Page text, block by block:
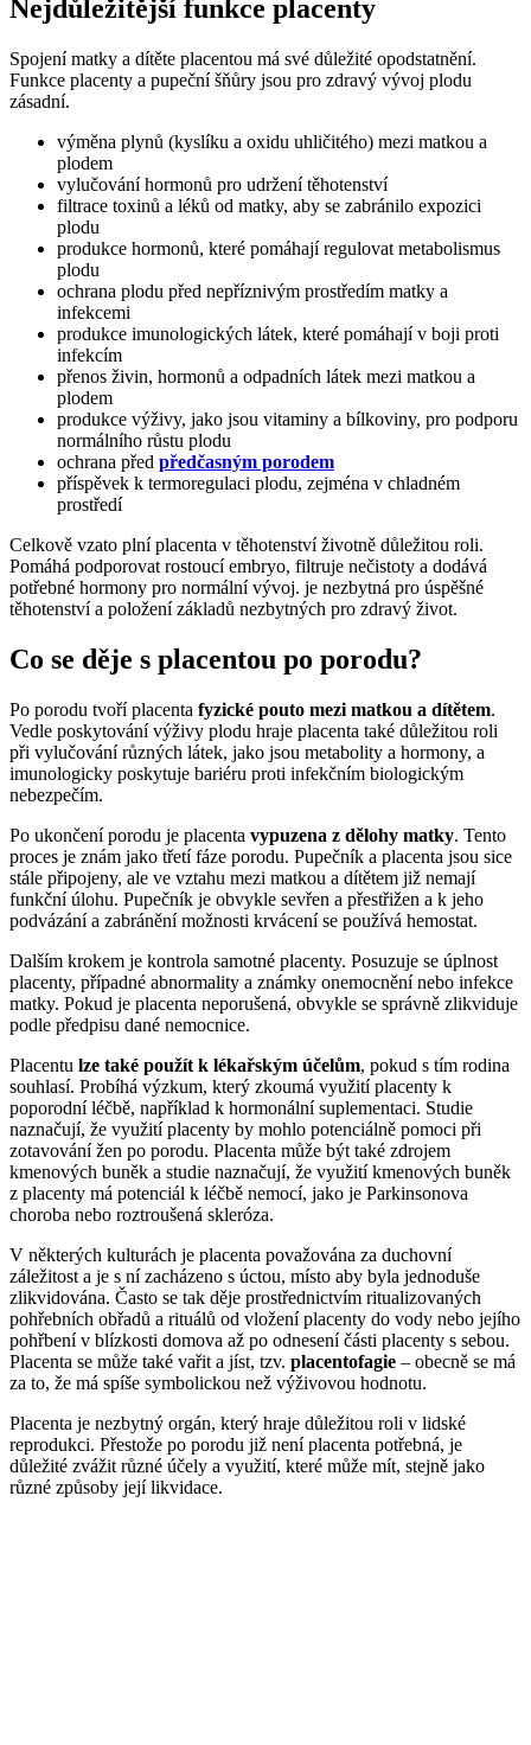
Nejdůležitější funkce placenty
Spojení matky a dítěte placentou má své důležité opodstatnění.
Funkce placenty a pupeční šňůry jsou pro zdravý vývoj plodu
zásadní.
výměna plynů (kyslíku a oxidu uhličitého) mezi matkou a
plodem
vylučování hormonů pro udržení těhotenství
filtrace toxinů a léků od matky, aby se zabránilo expozici
plodu
produkce hormonů, které pomáhají regulovat metabolismus
plodu
ochrana plodu před nepříznivým prostředím matky a
infekcemi
produkce imunologických látek, které pomáhají v boji proti
infekcím
přenos živin, hormonů a odpadních látek mezi matkou a
plodem
produkce výživy, jako jsou vitaminy a bílkoviny, pro podporu
normálního růstu plodu
ochrana před předčasným porodem
příspěvek k termoregulaci plodu, zejména v chladném
prostředí
Celkově vzato plní placenta v těhotenství životně důležitou roli.
Pomáhá podporovat rostoucí embryo, filtruje nečistoty a dodává
potřebné hormony pro normální vývoj. je nezbytná pro úspěšné
těhotenství a položení základů nezbytných pro zdravý život.
Co se děje s placentou po porodu?
Po porodu tvoří placenta fyzické pouto mezi matkou a dítětem.
Vedle poskytování výživy plodu hraje placenta také důležitou roli
při vylučování různých látek, jako jsou metabolity a hormony, a
imunologicky poskytuje bariéru proti infekčním biologickým
nebezpečím.
Po ukončení porodu je placenta vypuzena z dělohy matky. Tento
proces je znám jako třetí fáze porodu. Pupečník a placenta jsou sice
stále připojeny, ale ve vztahu mezi matkou a dítětem již nemají
funkční úlohu. Pupečník je obvykle sevřen a přestřižen a k jeho
podvázání a zabránění možnosti krvácení se používá hemostat.
Dalším krokem je kontrola samotné placenty. Posuzuje se úplnost
placenty, případné abnormality a známky onemocnění nebo infekce
matky. Pokud je placenta neporušená, obvykle se správně zlikviduje
podle předpisu dané nemocnice.
Placentu lze také použít k lékařským účelům, pokud s tím rodina
souhlasí. Probíhá výzkum, který zkoumá využití placenty k
poporodní léčbě, například k hormonální suplementaci. Studie
naznačují, že využití placenty by mohlo potenciálně pomoci při
zotavování žen po porodu. Placenta může být také zdrojem
kmenových buněk a studie naznačují, že využití kmenových buněk
z placenty má potenciál k léčbě nemocí, jako je Parkinsonova
choroba nebo roztroušená skleróza.
V některých kulturách je placenta považována za duchovní
záležitost a je s ní zacházeno s úctou, místo aby byla jednoduše
zlikvidována. Často se tak děje prostřednictvím ritualizovaných
pohřebních obřadů a rituálů od vložení placenty do vody nebo jejího
pohřbení v blízkosti domova až po odnesení části placenty s sebou.
Placenta se může také vařit a jíst, tzv. placentofagie – obecně se má
za to, že má spíše symbolickou než výživovou hodnotu.
Placenta je nezbytný orgán, který hraje důležitou roli v lidské
reprodukci. Přestože po porodu již není placenta potřebná, je
důležité zvážit různé účely a využití, které může mít, stejně jako
různé způsoby její likvidace.